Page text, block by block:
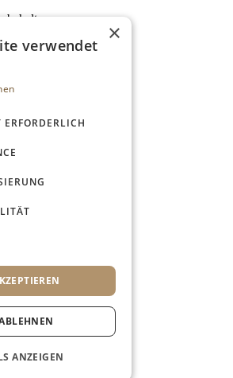
×
verwendet
ANZEIGEN